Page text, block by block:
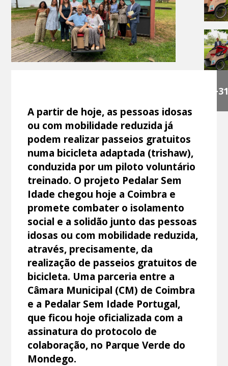
+31
A partir de hoje, as pessoas idosas
ou com mobilidade reduzida já
podem realizar passeios gratuitos
numa bicicleta adaptada (trishaw),
conduzida por um piloto voluntário
treinado. O projeto Pedalar Sem
Idade chegou hoje a Coimbra e
promete combater o isolamento
social e a solidão junto das pessoas
idosas ou com mobilidade reduzida,
através, precisamente, da
realização de passeios gratuitos de
bicicleta. Uma parceria entre a
Câmara Municipal (CM) de Coimbra
e a Pedalar Sem Idade Portugal,
que ficou hoje oficializada com a
assinatura do protocolo de
colaboração, no Parque Verde do
Mondego.